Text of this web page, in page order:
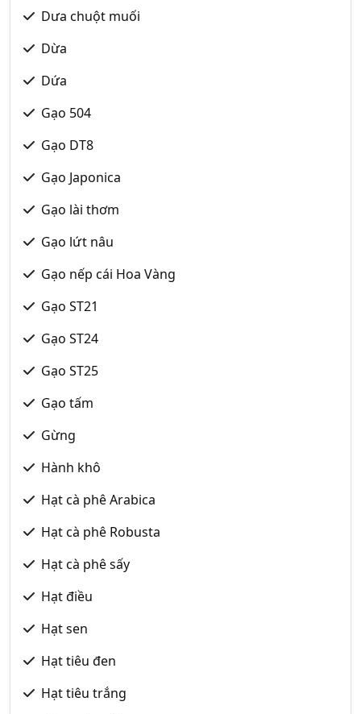
Dưa chuột muối
Dừa
Dứa
Gạo 504
Gạo DT8
Gạo Japonica
Gạo lài thơm
Gạo lứt nâu
Gạo nếp cái Hoa Vàng
Gạo ST21
Gạo ST24
Gạo ST25
Gạo tấm
Gừng
Hành khô
Hạt cà phê Arabica
Hạt cà phê Robusta
Hạt cà phê sấy
Hạt điều
Hạt sen
Hạt tiêu đen
Hạt tiêu trắng